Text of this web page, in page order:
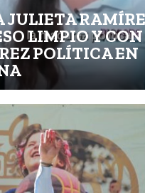
JULIETA
LIMPIO Y CON
POLÍTICA EN